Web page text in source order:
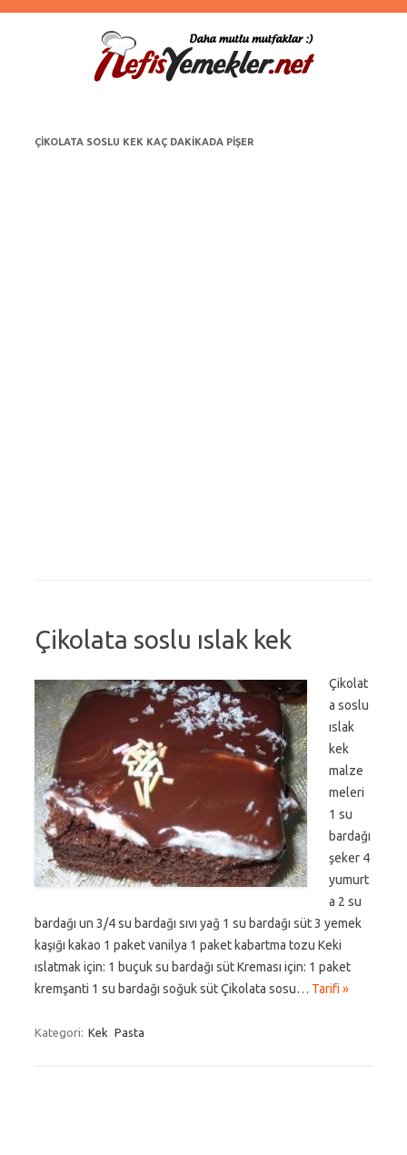
ÇIKOLATA SOSLU KEK KAÇ DAKIKADA PIŞER
Çikolata soslu ıslak kek
Çikolat
a soslu
ıslak
kek
malze
meleri
1 su
bardağı
şeker 4
yumurt
a 2 su
bardağı un 3/4 su bardağı sıvı yağ 1 su bardağı süt 3 yemek
kaşığı kakao 1 paket vanilya 1 paket kabartma tozu Keki
ıslatmak için: 1 buçuk su bardağı süt Kreması için: 1 paket
kremşanti 1 su bardağı soğuk süt Çikolata sosu… Tarifi »
Kategori: Kek Pasta